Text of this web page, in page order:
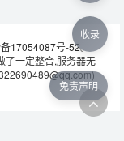
17054087号-52。
了一定整合,服务器无
免责声明
收录